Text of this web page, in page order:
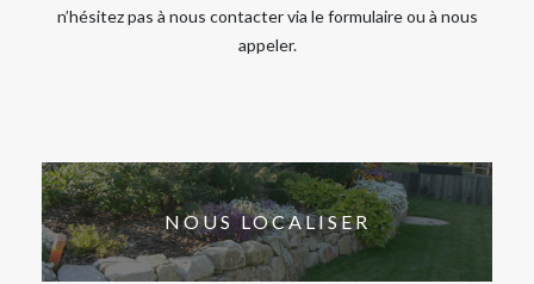
n’hésitez pas à nous contacter via le formulaire ou à nous
appeler.
NOUS LOCALISER